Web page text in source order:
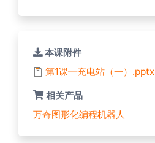
本课附件
第1课—充电站（一）.pptx
相关产品
万奇图形化编程机器人